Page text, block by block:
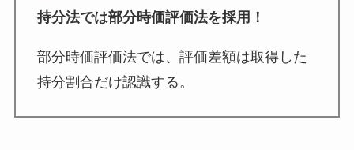
持分法では部分時価評価法を採用！
部分時価評価法では、評価差額は取得した
持分割合だけ認識する。